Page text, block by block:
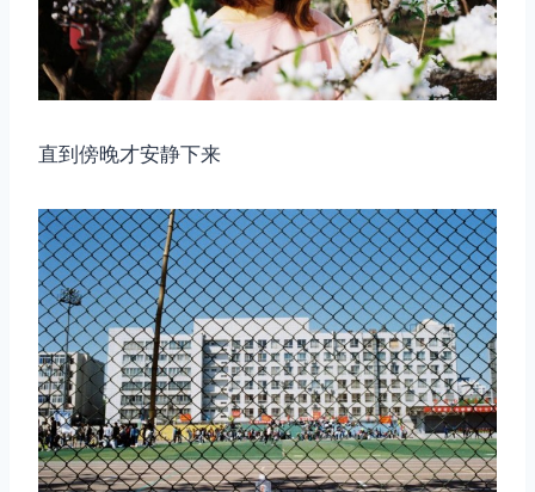
直到傍晚才安静下来